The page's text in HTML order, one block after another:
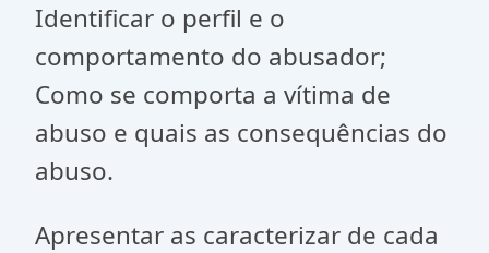
Identificar o perfil e o
comportamento do abusador;
Como se comporta a vítima de
abuso e quais as consequências do
abuso.
Apresentar as caracterizar de cada